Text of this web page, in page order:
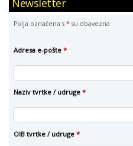
Newsletter
Polja označena s * su obavezna
Adresa e-pošte *
Naziv tvrtke / udruge *
OIB tvrtke / udruge *